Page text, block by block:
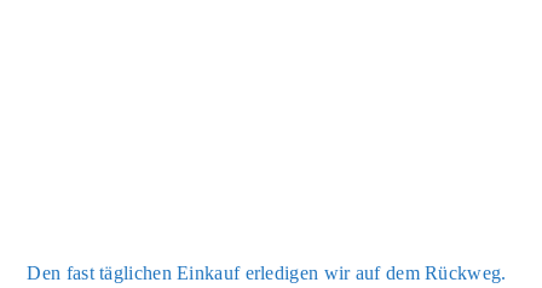
Den fast täg­li­chen Ein­kauf erle­di­gen wir auf dem Rück­weg.